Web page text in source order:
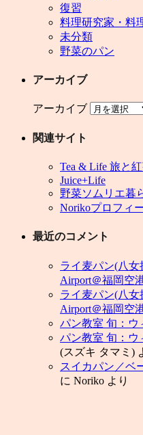
復習
料理研究家・料
未分類
野菜のパン
アーカイブ
アーカイブ
関連サイト
Tea & Life 旅と
Juice+Life
野菜ソムリエ暮
Norikoプロフィ
最近のコメント
ライ麦パン(八女
Airport＠福岡空
ライ麦パン(八女
Airport＠福岡空
パン教室 旬：ウ
パン教室 旬：ウ
(スズキ タマミ)
スイカパン／ベ
に Noriko より